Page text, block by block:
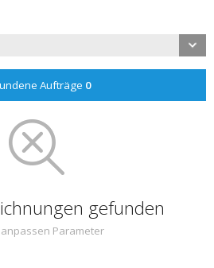
Aufträge 0
gefunden
Parameter